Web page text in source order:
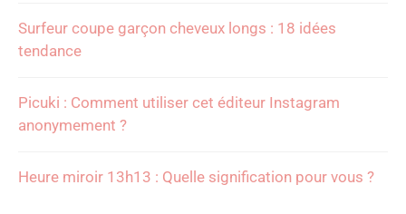
Surfeur coupe garçon cheveux longs : 18 idées
tendance
Picuki : Comment utiliser cet éditeur Instagram
anonymement ?
Heure miroir 13h13 : Quelle signification pour vous ?